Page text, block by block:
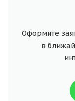
Оформите
в